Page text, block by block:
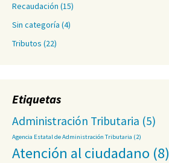
Recaudación (15)
Sin categoría (4)
Tributos (22)
Etiquetas
Administración Tributaria (5)
Agencia Estatal de Administración Tributaria (2)
Atención al ciudadano (8)